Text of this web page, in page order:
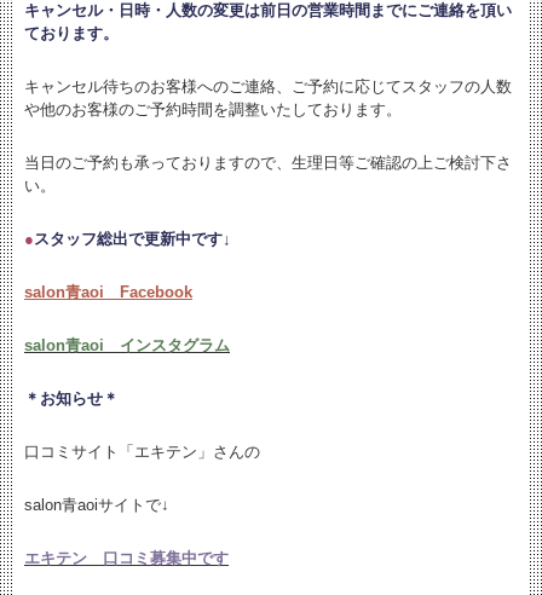
キャンセル・日時・人数の変更は前日の営業時間までにご連絡を頂い
ております。
キャンセル待ちのお客様へのご連絡、ご予約に応じてスタッフの人数
や他のお客様のご予約時間を調整いたしております。
当日のご予約も承っておりますので、生理日等ご確認の上ご検討下さ
い。
●スタッフ総出で更新中です↓
salon青aoi Facebook
salon青aoi インスタグラム
＊お知らせ＊
口コミサイト「エキテン」さんの
salon青aoiサイトで↓
エキテン 口コミ募集中です